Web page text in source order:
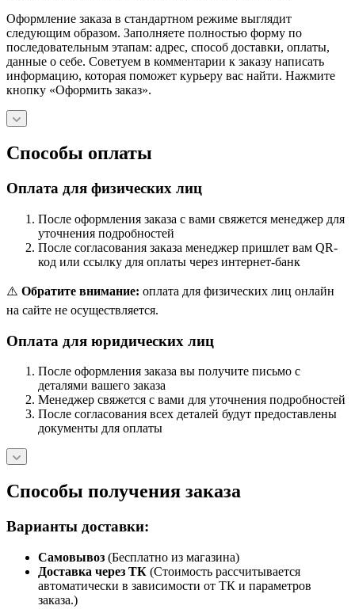
Оформление заказа в стандартном режиме выглядит
следующим образом. Заполняете полностью форму по
последовательным этапам: адрес, способ доставки, оплаты,
данные о себе. Советуем в комментарии к заказу написать
информацию, которая поможет курьеру вас найти. Нажмите
кнопку «Оформить заказ».
Способы оплаты
Оплата для физических лиц
После оформления заказа с вами свяжется менеджер для
уточнения подробностей
После согласования заказа менеджер пришлет вам QR-
код или ссылку для оплаты через интернет-банк
⚠️ Обратите внимание: оплата для физических лиц онлайн
на сайте не осуществляется.
Оплата для юридических лиц
После оформления заказа вы получите письмо с
деталями вашего заказа
Менеджер свяжется с вами для уточнения подробностей
После согласования всех деталей будут предоставлены
документы для оплаты
Способы получения заказа
Варианты доставки:
Самовывоз (Бесплатно из магазина)
Доставка через ТК (Стоимость рассчитывается
автоматически в зависимости от ТК и параметров
заказа.)